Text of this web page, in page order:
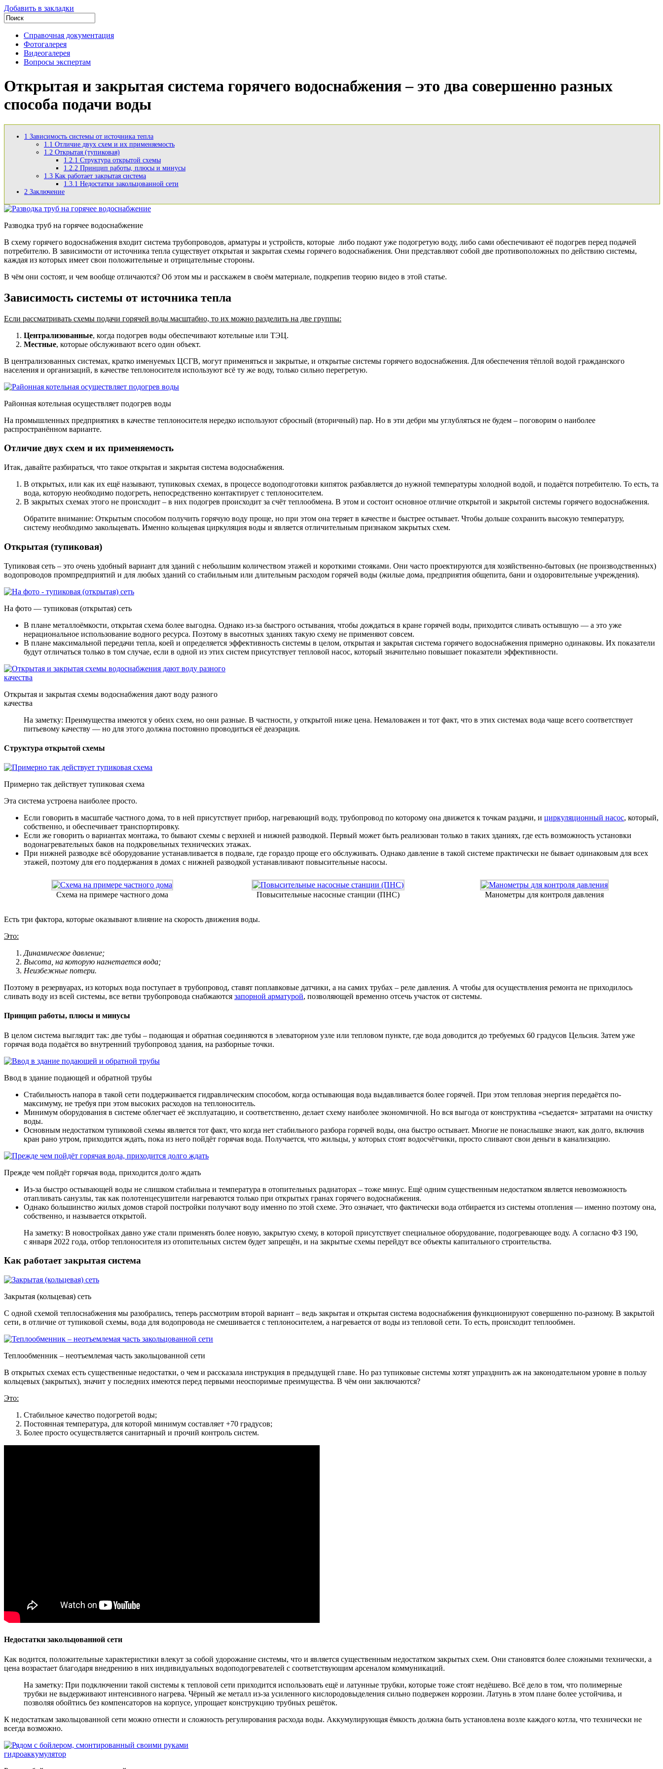
Добавить в закладки
Справочная документация
Фотогалерея
Видеогалерея
Вопросы экспертам
Открытая и закрытая система горячего водоснабжения – это два совершенно разных
способа подачи воды
1 Зависимость системы от источника тепла
1.1 Отличие двух схем и их применяемость
1.2 Открытая (тупиковая)
1.2.1 Структура открытой схемы
1.2.2 Принцип работы, плюсы и минусы
1.3 Как работает закрытая система
1.3.1 Недостатки закольцованной сети
2 Заключение
Разводка труб на горячее водоснабжение
В схему горячего водоснабжения входит система трубопроводов, арматуры и устройств, которые либо подают уже подогретую воду, либо сами обеспечивают её подогрев перед подачей
потребителю. В зависимости от источника тепла существует открытая и закрытая схемы горячего водоснабжения. Они представляют собой две противоположных по действию системы,
каждая из которых имеет свои положительные и отрицательные стороны.
В чём они состоят, и чем вообще отличаются? Об этом мы и расскажем в своём материале, подкрепив теорию видео в этой статье.
Зависимость системы от источника тепла
Если рассматривать схемы подачи горячей воды масштабно, то их можно разделить на две группы:
Централизованные, когда подогрев воды обеспечивают котельные или ТЭЦ.
Местные, которые обслуживают всего один объект.
В централизованных системах, кратко именуемых ЦСГВ, могут применяться и закрытые, и открытые системы горячего водоснабжения. Для обеспечения тёплой водой гражданского
населения и организаций, в качестве теплоносителя используют всё ту же воду, только сильно перегретую.
Районная котельная осуществляет подогрев воды
На промышленных предприятиях в качестве теплоносителя нередко используют сбросный (вторичный) пар. Но в эти дебри мы углубляться не будем – поговорим о наиболее
распространённом варианте.
Отличие двух схем и их применяемость
Итак, давайте разбираться, что такое открытая и закрытая система водоснабжения.
В открытых, или как их ещё называют, тупиковых схемах, в процессе водоподготовки кипяток разбавляется до нужной температуры холодной водой, и подаётся потребителю. То есть, та
вода, которую необходимо подогреть, непосредственно контактирует с теплоносителем.
В закрытых схемах этого не происходит – в них подогрев происходит за счёт теплообмена. В этом и состоит основное отличие открытой и закрытой системы горячего водоснабжения.
Обратите внимание: Открытым способом получить горячую воду проще, но при этом она теряет в качестве и быстрее остывает. Чтобы дольше сохранить высокую температуру,
систему необходимо закольцевать. Именно кольцевая циркуляция воды и является отличительным признаком закрытых схем.
Открытая (тупиковая)
Тупиковая сеть – это очень удобный вариант для зданий с небольшим количеством этажей и короткими стояками. Они часто проектируются для хозяйственно-бытовых (не производственных)
водопроводов промпредприятий и для любых зданий со стабильным или длительным расходом горячей воды (жилые дома, предприятия общепита, бани и оздоровительные учреждения).
На фото — тупиковая (открытая) сеть
В плане металлоёмкости, открытая схема более выгодна. Однако из-за быстрого остывания, чтобы дождаться в кране горячей воды, приходится сливать остывшую — а это уже
нерациональное использование водного ресурса. Поэтому в высотных зданиях такую схему не применяют совсем.
В плане максимальной передачи тепла, коей и определяется эффективность системы в целом, открытая и закрытая система горячего водоснабжения примерно одинаковы. Их показатели
будут отличаться только в том случае, если в одной из этих систем присутствует тепловой насос, который значительно повышает показатели эффективности.
Открытая и закрытая схемы водоснабжения дают воду разного
качества
На заметку: Преимущества имеются у обеих схем, но они разные. В частности, у открытой ниже цена. Немаловажен и тот факт, что в этих системах вода чаще всего соответствует
питьевому качеству — но для этого должна постоянно проводиться её деаэрация.
Структура открытой схемы
Примерно так действует тупиковая схема
Эта система устроена наиболее просто.
Если говорить в масштабе частного дома, то в ней присутствует прибор, нагревающий воду, трубопровод по которому она движется к точкам раздачи, и циркуляционный насос, который,
собственно, и обеспечивает транспортировку.
Если же говорить о вариантах монтажа, то бывают схемы с верхней и нижней разводкой. Первый может быть реализован только в таких зданиях, где есть возможность установки
водонагревательных баков на подкровельных технических этажах.
При нижней разводке всё оборудование устанавливается в подвале, где гораздо проще его обслуживать. Однако давление в такой системе практически не бывает одинаковым для всех
этажей, поэтому для его поддержания в домах с нижней разводкой устанавливают повысительные насосы.
Схема на примере частного дома Повысительные насосные станции (ПНС) Манометры для контроля давления
Есть три фактора, которые оказывают влияние на скорость движения воды.
Это:
Динамическое давление;
Высота, на которую нагнетается вода;
Неизбежные потери.
Поэтому в резервуарах, из которых вода поступает в трубопровод, ставят поплавковые датчики, а на самих трубах – реле давления. А чтобы для осуществления ремонта не приходилось
сливать воду из всей системы, все ветви трубопровода снабжаются запорной арматурой, позволяющей временно отсечь участок от системы.
Принцип работы, плюсы и минусы
В целом система выглядит так: две тубы – подающая и обратная соединяются в элеваторном узле или тепловом пункте, где вода доводится до требуемых 60 градусов Цельсия. Затем уже
горячая вода подаётся во внутренний трубопровод здания, на разборные точки.
Ввод в здание подающей и обратной трубы
Стабильность напора в такой сети поддерживается гидравлическим способом, когда остывающая вода выдавливается более горячей. При этом тепловая энергия передаётся по-
максимуму, не требуя при этом высоких расходов на теплоноситель.
Минимум оборудования в системе облегчает её эксплуатацию, и соответственно, делает схему наиболее экономичной. Но вся выгода от конструктива «съедается» затратами на очистку
воды.
Основным недостатком тупиковой схемы является тот факт, что когда нет стабильного разбора горячей воды, она быстро остывает. Многие не понаслышке знают, как долго, включив
кран рано утром, приходится ждать, пока из него пойдёт горячая вода. Получается, что жильцы, у которых стоят водосчётчики, просто сливают свои деньги в канализацию.
Прежде чем пойдёт горячая вода, приходится долго ждать
Из-за быстро остывающей воды не слишком стабильна и температура в отопительных радиаторах – тоже минус. Ещё одним существенным недостатком является невозможность
отапливать санузлы, так как полотенцесушители нагреваются только при открытых гранах горячего водоснабжения.
Однако большинство жилых домов старой постройки получают воду именно по этой схеме. Это означает, что фактически вода отбирается из системы отопления — именно поэтому она,
собственно, и называется открытой.
На заметку: В новостройках давно уже стали применять более новую, закрытую схему, в которой присутствует специальное оборудование, подогревающее воду. А согласно ФЗ 190,
с января 2022 года, отбор теплоносителя из отопительных систем будет запрещён, и на закрытые схемы перейдут все объекты капитального строительства.
Как работает закрытая система
Закрытая (кольцевая) сеть
С одной схемой теплоснабжения мы разобрались, теперь рассмотрим второй вариант – ведь закрытая и открытая система водоснабжения функционируют совершенно по-разному. В закрытой
сети, в отличие от тупиковой схемы, вода для водопровода не смешивается с теплоносителем, а нагревается от воды из тепловой сети. То есть, происходит теплообмен.
Теплообменник – неотъемлемая часть закольцованной сети
В открытых схемах есть существенные недостатки, о чем и рассказала инструкция в предыдущей главе. Но раз тупиковые системы хотят упразднить аж на законодательном уровне в пользу
кольцевых (закрытых), значит у последних имеются перед первыми неоспоримые преимущества. В чём они заключаются?
Это:
Стабильное качество подогретой воды;
Постоянная температура, для которой минимум составляет +70 градусов;
Более просто осуществляется санитарный и прочий контроль систем.
Недостатки закольцованной сети
Как водится, положительные характеристики влекут за собой удорожание системы, что и является существенным недостатком закрытых схем. Они становятся более сложными технически, а
цена возрастает благодаря внедрению в них индивидуальных водоподогревателей с соответствующим арсеналом коммуникаций.
На заметку: При подключении такой системы к тепловой сети приходится использовать ещё и латунные трубки, которые тоже стоят недёшево. Всё дело в том, что полимерные
трубки не выдерживают интенсивного нагрева. Чёрный же металл из-за усиленного кислородовыделения сильно подвержен коррозии. Латунь в этом плане более устойчива, и
позволяя обойтись без компенсаторов на корпусе, упрощает конструкцию трубных решёток.
К недостаткам закольцованной сети можно отнести и сложность регулирования расхода воды. Аккумулирующая ёмкость должна быть установлена возле каждого котла, что технически не
всегда возможно.